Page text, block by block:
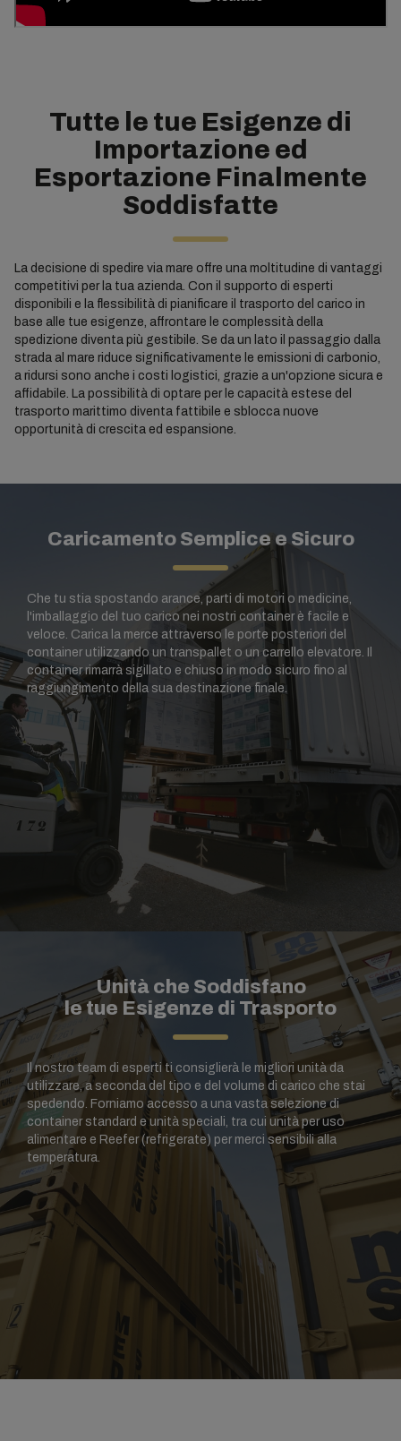
Tutte le tue Esigenze di
Importazione ed
Esportazione Finalmente
Soddisfatte
La decisione di spedire via mare offre una moltitudine di vantaggi
competitivi per la tua azienda. Con il supporto di esperti
disponibili e la flessibilità di pianificare il trasporto del carico in
base alle tue esigenze, affrontare le complessità della
spedizione diventa più gestibile. Se da un lato il passaggio dalla
strada al mare riduce significativamente le emissioni di carbonio,
a ridursi sono anche i costi logistici, grazie a un'opzione sicura e
affidabile. La possibilità di optare per le capacità estese del
trasporto marittimo diventa fattibile e sblocca nuove
opportunità di crescita ed espansione.
Caricamento Semplice e Sicuro
Che tu stia spostando arance, parti di motori o medicine,
l'imballaggio del tuo carico nei nostri container è facile e
veloce. Carica la merce attraverso le porte posteriori del
container utilizzando un transpallet o un carrello elevatore. Il
container rimarrà sigillato e chiuso in modo sicuro fino al
raggiungimento della sua destinazione finale.
Unità che Soddisfano
le tue Esigenze di Trasporto
Il nostro team di esperti ti consiglierà le migliori unità da
utilizzare, a seconda del tipo e del volume di carico che stai
spedendo. Forniamo accesso a una vasta selezione di
container standard e unità speciali, tra cui unità per uso
alimentare e Reefer (refrigerate) per merci sensibili alla
temperatura.